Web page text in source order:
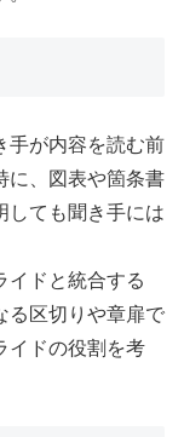
手が内容を読む前
に、図表や箇条書
しても聞き手には
イドと統合する
る区切りや章扉で
イドの役割を考